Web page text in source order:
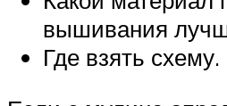
вышивания
Где взять схему.